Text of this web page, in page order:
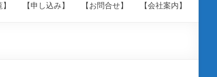
【申し込み】 【お問合せ】 【会社案内】